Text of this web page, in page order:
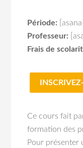
Période:
Professeur:
Frais de
Ce cours fait
formation des
Pour présenter